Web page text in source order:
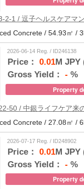
2-1 / 逗子ヘルスケアマ
2026-06-14 Reg. / ID246138
Price： 0.01M JPY
Gross Yield： - %
Property
50 / 中銀ライフケア来
2026-07-17 Reg. / ID248902
Price： 0.01M JPY
Gross Yield： - %
Property